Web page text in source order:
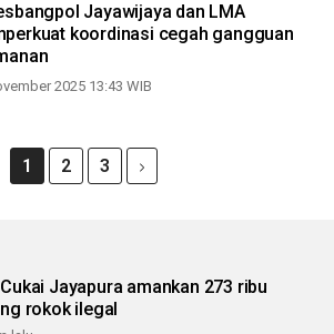
Jayawijaya dan LMA
koordinasi cegah gangguan
2025 13:43 WIB
1 2 3
Jayapura amankan 273 ribu
rokok ilegal